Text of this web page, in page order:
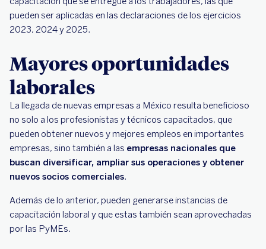
pueden ser aplicadas en las declaraciones de los ejercicios
2023, 2024 y 2025.
Mayores oportunidades
laborales
La llegada de nuevas empresas a México resulta beneficioso
no solo a los profesionistas y técnicos capacitados, que
pueden obtener nuevos y mejores empleos en importantes
empresas, sino también a las empresas nacionales que
buscan diversificar, ampliar sus operaciones y obtener
nuevos socios comerciales.
Además de lo anterior, pueden generarse instancias de
capacitación laboral y que estas también sean aprovechadas
por las PyMEs.